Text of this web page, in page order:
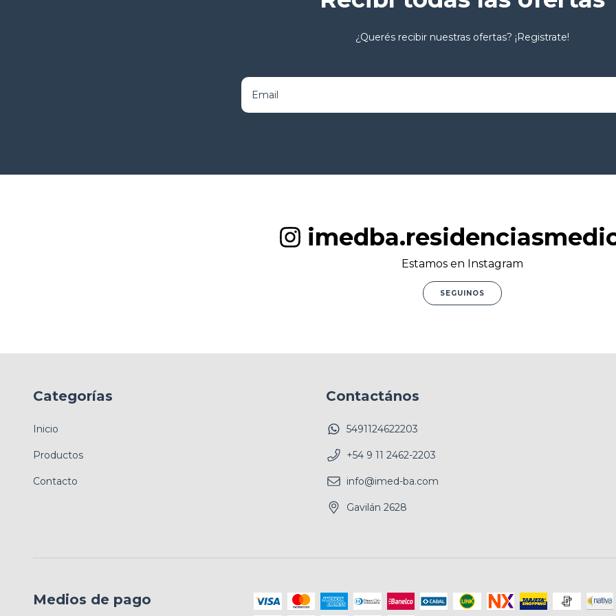
¿Querés recibir nuestras ofertas? ¡Registrate!
Estamos en Instagram
SEGUINOS
Categorías
Inicio
Productos
Contacto
Contactános
5491124622203
+54 9 11 2462-2203
info@imed-ba.com
Gavilán 2628
Medios de pago